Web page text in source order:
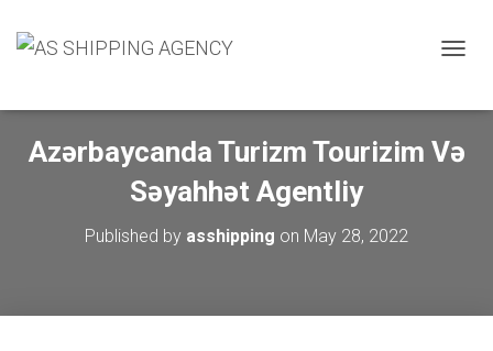
G
L
T
Azərbaycanda Turizm Tourizim Və
Səyahhət Agentliy
Published by asshipping on May 28, 2022